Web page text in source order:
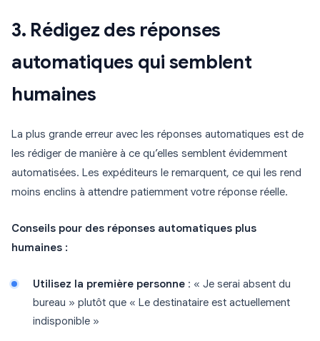
3. Rédigez des réponses
automatiques qui semblent
humaines
La plus grande erreur avec les réponses automatiques est de
les rédiger de manière à ce qu’elles semblent évidemment
automatisées. Les expéditeurs le remarquent, ce qui les rend
moins enclins à attendre patiemment votre réponse réelle.
Conseils pour des réponses automatiques plus
humaines :
Utilisez la première personne : « Je serai absent du
bureau » plutôt que « Le destinataire est actuellement
indisponible »